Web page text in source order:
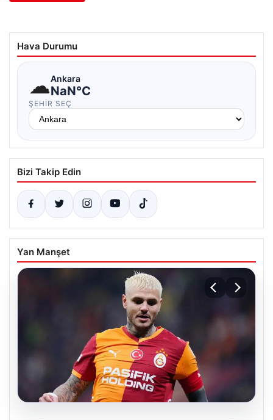
Hava Durumu
☁Ankara
NaN°C
ŞEHIR SEÇ
Bizi Takip Edin
Yan Manşet